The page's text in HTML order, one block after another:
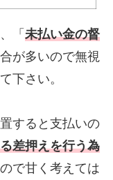
「 未払い金の督
が多いので無視
下さい。
すると支払いの
差押えを行う為
で甘く考えては